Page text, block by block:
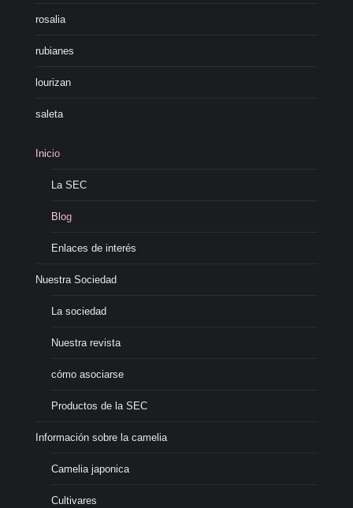
rosalia
rubianes
lourizan
saleta
Inicio
La SEC
Blog
Enlaces de interés
Nuestra Sociedad
La sociedad
Nuestra revista
cómo asociarse
Productos de la SEC
Información sobre la camelia
Camelia japonica
Cultivares